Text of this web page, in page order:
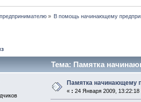
» В помощь начинающему
Тема: Памятка
Памятка начинающему
« : 24 Января 2009, 13:22:18